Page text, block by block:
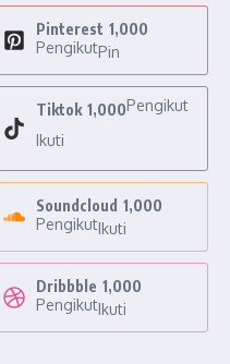
Pinterest 1,000
PengikutPin
Tiktok 1,000Pengikut
Ikuti
Soundcloud 1,000
PengikutIkuti
Dribbble 1,000
PengikutIkuti